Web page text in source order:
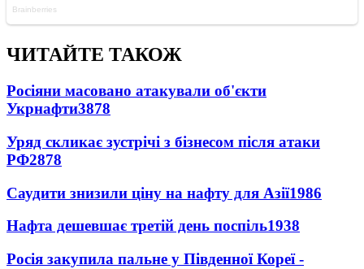
ЧИТАЙТЕ ТАКОЖ
Росіяни масовано атакували об'єкти
Укрнафти3878
Уряд скликає зустрічі з бізнесом після атаки
РФ2878
Саудити знизили ціну на нафту для Азії1986
Нафта дешевшає третій день поспіль1938
Росія закупила пальне у Південної Кореї -